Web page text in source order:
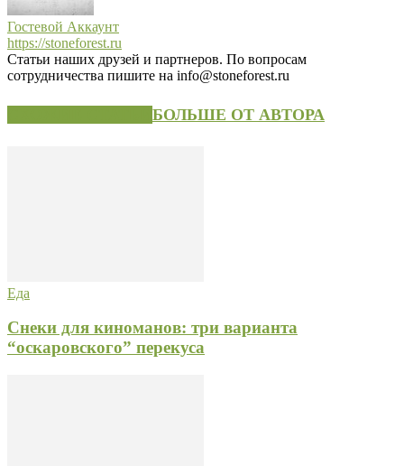
Гостевой Аккаунт
https://stoneforest.ru
Статьи наших друзей и партнеров. По вопросам
сотрудничества пишите на info@stoneforest.ru
БОЛЬШЕ ОТ АВТОРА
Еда
Снеки для киноманов: три варианта
“оскаровского” перекуса